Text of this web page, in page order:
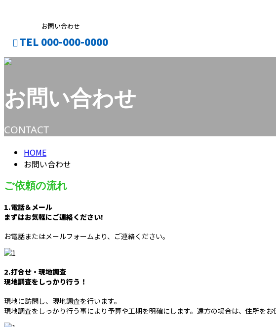
お問い合わせ
TEL 000-000-0000
ENTRY
CONTACT
お問い合わせ
CONTACT
HOME
お問い合わせ
ご依頼の流れ
1.電話＆メール
まずはお気軽にご連絡ください!
お電話またはメールフォームより、ご連絡ください。
2.打合せ・現地調査
現地調査をしっかり行う！
現地に訪問し、現地調査を行います。
現地調査をしっかり行う事により予算や工期を明確にします。遠方の場合は、住所をお